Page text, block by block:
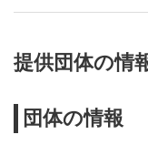
提供団体の情
団体の情報